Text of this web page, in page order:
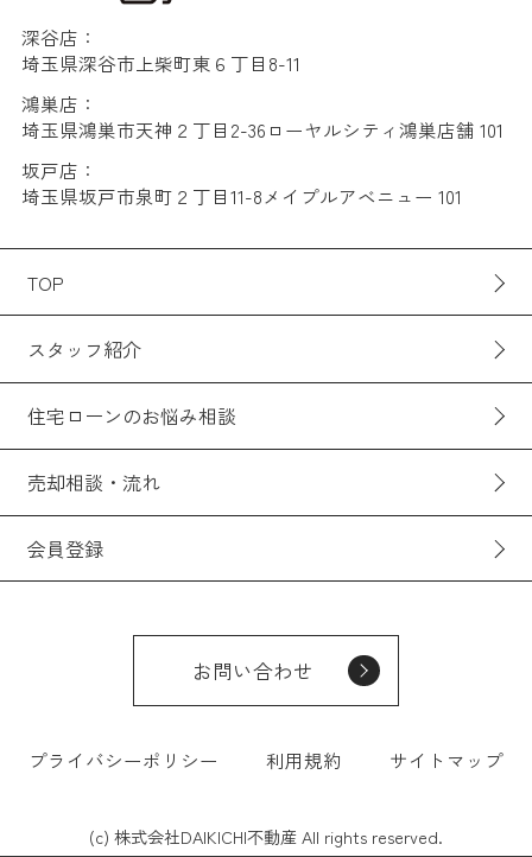
深谷店：
埼玉県深谷市上柴町東６丁目8-11
鴻巣店：
埼玉県鴻巣市天神２丁目2-36ローヤルシティ鴻巣店舗 101
坂戸店：
埼玉県坂戸市泉町２丁目11-8メイプルアベニュー 101
TOP
スタッフ紹介
住宅ローンのお悩み相談
売却相談・流れ
会員登録
お問い合わせ
プライバシーポリシー 利用規約 サイトマップ
(c) 株式会社DAIKICHI不動産 All rights reserved.